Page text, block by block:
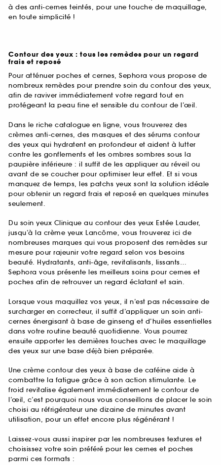
à des anti-cernes teintés, pour une touche de maquillage,
en toute simplicité !
Contour des yeux : tous les remèdes pour un regard
frais et reposé
Pour atténuer poches et cernes, Sephora vous propose de
nombreux remèdes pour prendre soin du contour des yeux,
afin de raviver immédiatement votre regard tout en
protégeant la peau fine et sensible du contour de l’œil.
Dans le riche catalogue en ligne, vous trouverez des
crèmes anti-cernes, des masques et des sérums contour
des yeux qui hydratent en profondeur et aident à lutter
contre les gonflements et les ombres sombres sous la
paupière inférieure : il suffit de les appliquer au réveil ou
avant de se coucher pour optimiser leur effet. Et si vous
manquez de temps, les patchs yeux sont la solution idéale
pour obtenir un regard frais et reposé en quelques minutes
seulement.
Du soin yeux Clinique au contour des yeux Estée Lauder,
jusqu’à la crème yeux Lancôme, vous trouverez ici de
nombreuses marques qui vous proposent des remèdes sur
mesure pour rajeunir votre regard selon vos besoins
beauté. Hydratants, anti-âge, revitalisants, lissants…
Sephora vous présente les meilleurs soins pour cernes et
poches afin de retrouver un regard éclatant et sain.
Lorsque vous maquillez vos yeux, il n’est pas nécessaire de
surcharger en correcteur, il suffit d’appliquer un soin anti-
cernes énergisant à base de ginseng et d’huiles essentielles
dans votre routine beauté quotidienne. Vous pourrez
ensuite apporter les dernières touches avec le maquillage
des yeux sur une base déjà bien préparée.
Une crème contour des yeux à base de caféine aide à
combattre la fatigue grâce à son action stimulante. Le
froid revitalise également immédiatement le contour de
l’œil, c’est pourquoi nous vous conseillons de placer le soin
choisi au réfrigérateur une dizaine de minutes avant
utilisation, pour un effet encore plus régénérant !
Laissez-vous aussi inspirer par les nombreuses textures et
choisissez votre soin préféré pour les cernes et poches
parmi ces formats :